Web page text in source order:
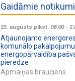
Gaidāmie notikumi
23. augusts plkst. 08:00-
Atjaunojamo
komunālo
energopārvaldība
pieredze
Apmaiņas brauciens